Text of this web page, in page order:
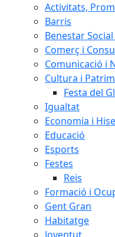
Activitats,
Barris
Benestar
Comerç i
Comunicació i
Cultura i
Festa del
Igualtat
Economia i
Educació
Esports
Festes
Reis
Formació i
Gent Gran
Habitatge